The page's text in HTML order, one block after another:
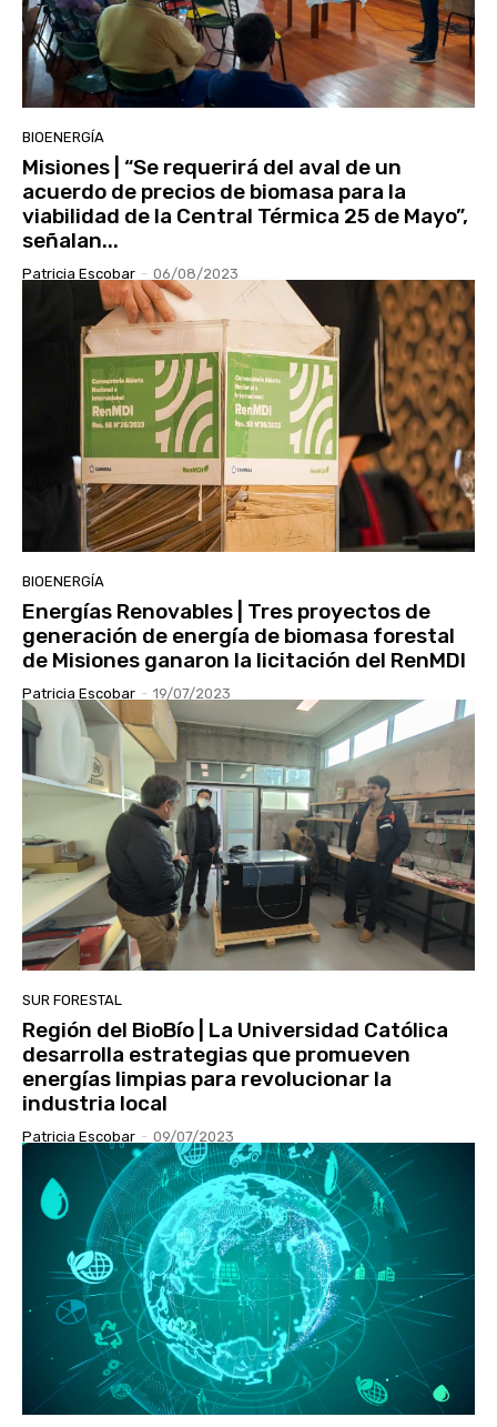
BIOENERGÍA
Misiones | “Se requerirá del aval de un
acuerdo de precios de biomasa para la
viabilidad de la Central Térmica 25 de Mayo”,
señalan...
Patricia Escobar - 06/08/2023
BIOENERGÍA
Energías Renovables | Tres proyectos de
generación de energía de biomasa forestal
de Misiones ganaron la licitación del RenMDI
Patricia Escobar - 19/07/2023
SUR FORESTAL
Región del BioBío | La Universidad Católica
desarrolla estrategias que promueven
energías limpias para revolucionar la
industria local
Patricia Escobar - 09/07/2023